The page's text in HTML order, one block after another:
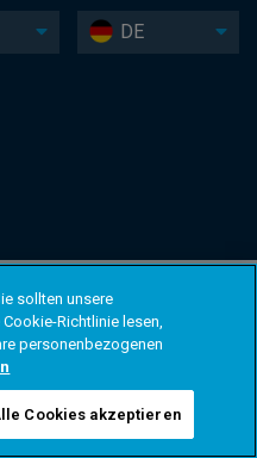
DE
sollten unsere
Richtlinie lesen,
personenbezogenen
Cookies akzeptieren